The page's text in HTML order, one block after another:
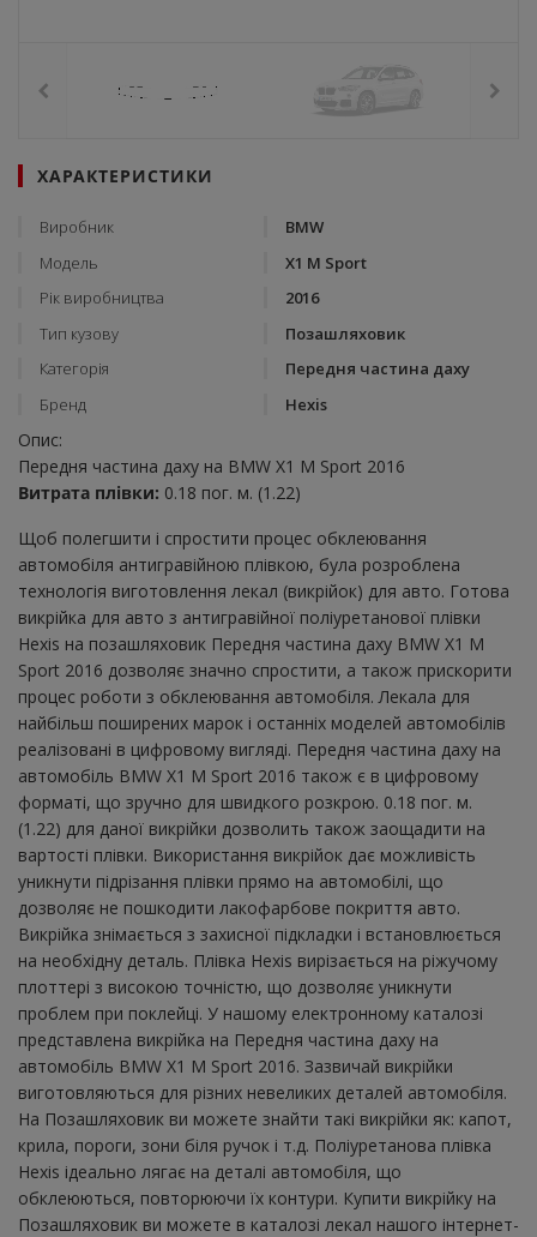
ХАРАКТЕРИСТИКИ
Виробник
BMW
Модель
X1 M Sport
Рік виробництва
2016
Тип кузову
Позашляховик
Категорія
Передня частина даху
Бренд
Hexis
Опис:
Передня частина даху на BMW X1 M Sport 2016
Витрата плівки: 0.18 пог. м. (1.22)
Щоб полегшити і спростити процес обклеювання
автомобіля антигравійною плівкою, була розроблена
технологія виготовлення лекал (викрійок) для авто. Готова
викрійка для авто з антигравійної поліуретанової плівки
Hexis на позашляховик Передня частина даху BMW X1 M
Sport 2016 дозволяє значно спростити, а також прискорити
процес роботи з обклеювання автомобіля. Лекала для
найбільш поширених марок і останніх моделей автомобілів
реалізовані в цифровому вигляді. Передня частина даху на
автомобіль BMW X1 M Sport 2016 також є в цифровому
форматі, що зручно для швидкого розкрою. 0.18 пог. м.
(1.22) для даної викрійки дозволить також заощадити на
вартості плівки. Використання викрійок дає можливість
уникнути підрізання плівки прямо на автомобілі, що
дозволяє не пошкодити лакофарбове покриття авто.
Викрійка знімається з захисної підкладки і встановлюється
на необхідну деталь. Плівка Hexis вирізається на ріжучому
плоттері з високою точністю, що дозволяє уникнути
проблем при поклейці. У нашому електронному каталозі
представлена ​​викрійка на Передня частина даху на
автомобіль BMW X1 M Sport 2016. Зазвичай викрійки
виготовляються для різних невеликих деталей автомобіля.
На Позашляховик ви можете знайти такі викрійки як: капот,
крила, пороги, зони біля ручок і т.д. Поліуретанова плівка
Hexis ідеально лягає на деталі автомобіля, що
обклеюються, повторюючи їх контури. Купити викрійку на
Позашляховик ви можете в каталозі лекал нашого інтернет-